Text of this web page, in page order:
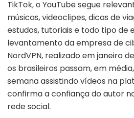
TikTok, o YouTube segue
músicas, videoclipes, dicas de
estudos, tutoriais e todo tipo de
levantamento da empresa de
NordVPN, realizado em janeiro
os brasileiros passam, em
semana assistindo vídeos na
confirma a confiança do autor
rede social.